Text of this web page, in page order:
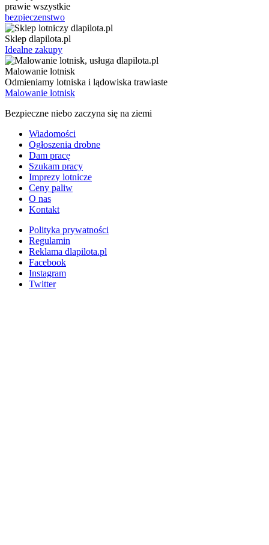
prawie wszystkie
bezpieczenstwo
Sklep dlapilota.pl
Idealne zakupy
Malowanie lotnisk
Odmieniamy lotniska i lądowiska trawiaste
Malowanie lotnisk
Bezpieczne niebo zaczyna się na ziemi
Wiadomości
Ogłoszenia drobne
Dam pracę
Szukam pracy
Imprezy lotnicze
Ceny paliw
O nas
Kontakt
Polityka prywatności
Regulamin
Reklama dlapilota.pl
Facebook
Instagram
Twitter